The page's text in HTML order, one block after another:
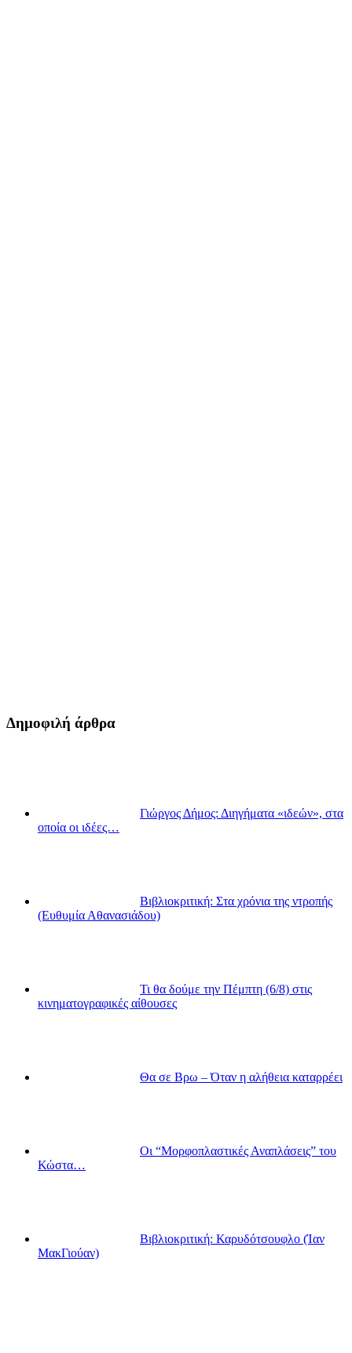
Δημοφιλή άρθρα
Γιώργος Δήμος: Διηγήματα «ιδεών», στα
οποία οι ιδέες…
Βιβλιοκριτική: Στα χρόνια της ντροπής
(Ευθυμία Αθανασιάδου)
Τι θα δούμε την Πέμπτη (6/8) στις
κινηματογραφικές αίθουσες
Θα σε Βρω – Όταν η αλήθεια καταρρέει
Οι “Μορφοπλαστικές Αναπλάσεις” του
Κώστα…
Βιβλιοκριτική: Καρυδότσουφλο (Ίαν
ΜακΓιούαν)